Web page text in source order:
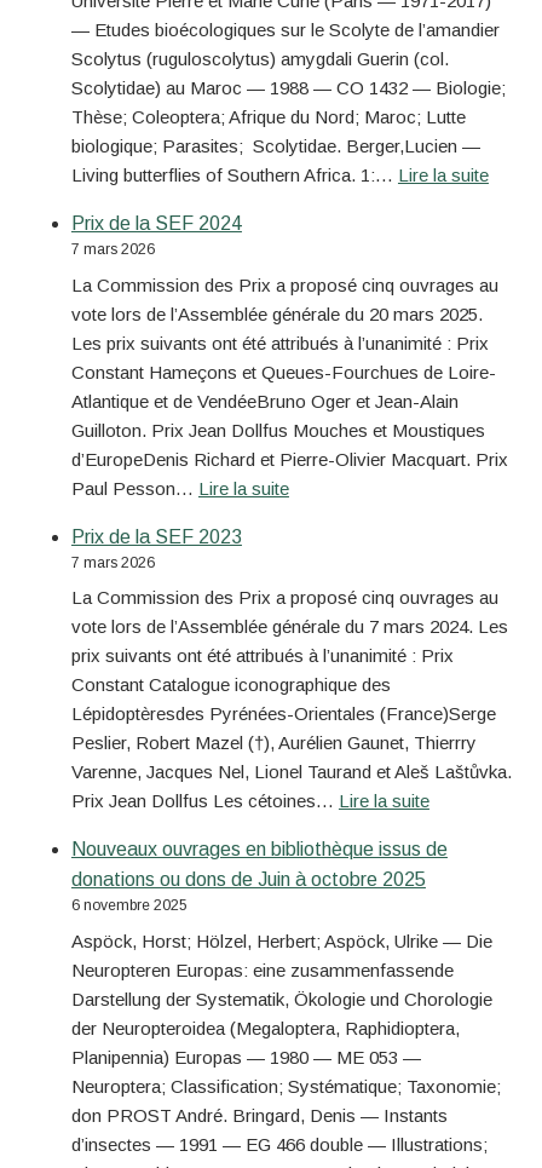
— Etudes bioécologiques sur le Scolyte de l’amandier
Scolytus (ruguloscolytus) amygdali Guerin (col.
Scolytidae) au Maroc — 1988 — CO 1432 — Biologie;
Thèse; Coleoptera; Afrique du Nord; Maroc; Lutte
biologique; Parasites; Scolytidae. Berger,Lucien —
Living butterflies of Southern Africa. 1:… Lire la suite
Prix de la SEF 2024
7 mars 2026
La Commission des Prix a proposé cinq ouvrages au
vote lors de l’Assemblée générale du 20 mars 2025.
Les prix suivants ont été attribués à l’unanimité : Prix
Constant Hameçons et Queues-Fourchues de Loire-
Atlantique et de VendéeBruno Oger et Jean-Alain
Guilloton. Prix Jean Dollfus Mouches et Moustiques
d’EuropeDenis Richard et Pierre-Olivier Macquart. Prix
Paul Pesson… Lire la suite
Prix de la SEF 2023
7 mars 2026
La Commission des Prix a proposé cinq ouvrages au
vote lors de l’Assemblée générale du 7 mars 2024. Les
prix suivants ont été attribués à l’unanimité : Prix
Constant Catalogue iconographique des
Lépidoptèresdes Pyrénées-Orientales (France)Serge
Peslier, Robert Mazel (†), Aurélien Gaunet, Thierrry
Varenne, Jacques Nel, Lionel Taurand et Aleš Laštůvka.
Prix Jean Dollfus Les cétoines… Lire la suite
Nouveaux ouvrages en bibliothèque issus de
donations ou dons de Juin à octobre 2025
6 novembre 2025
Aspöck, Horst; Hölzel, Herbert; Aspöck, Ulrike — Die
Neuropteren Europas: eine zusammenfassende
Darstellung der Systematik, Ökologie und Chorologie
der Neuropteroidea (Megaloptera, Raphidioptera,
Planipennia) Europas — 1980 — ME 053 —
Neuroptera; Classification; Systématique; Taxonomie;
don PROST André. Bringard, Denis — Instants
d’insectes — 1991 — EG 466 double — Illustrations;